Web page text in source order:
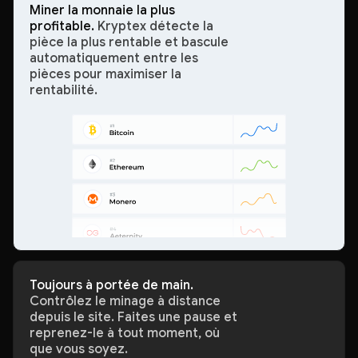
Miner la monnaie la plus
profitable. Kryptex détecte la
pièce la plus rentable et bascule
automatiquement entre les
pièces pour maximiser la
rentabilité.
Toujours à portée de main.
Contrôlez le minage à distance
depuis le site. Faites une pause et
reprenez-le à tout moment, où
que vous soyez.